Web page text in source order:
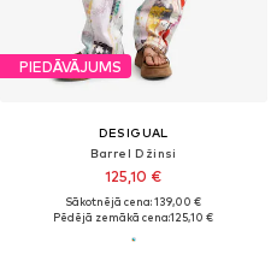
PIEDĀVĀJUMS
DESIGUAL
Barrel Džinsi
125,10 €
Sākotnējā cena: 139,00 €
Pēdējā zemākā cena:125,10 €